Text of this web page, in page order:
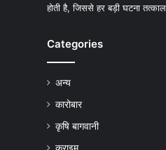
होती है, जिससे हर बड़ी घटना
Categories
अन्य
कारोबार
कृषि बागवानी